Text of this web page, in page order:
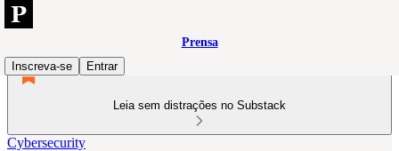
Prensa
Inscreva-se
Entrar
Leia sem distrações no Substack
Cybersecurity